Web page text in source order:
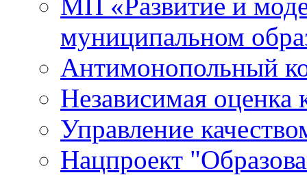
муниципальном
Антимонопольный
Независимая оценка
Управление
Нацпроект